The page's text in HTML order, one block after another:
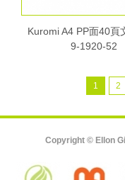
Kuromi A4 PP面40頁
9-1920-52
1 2
Copyright © Ellon